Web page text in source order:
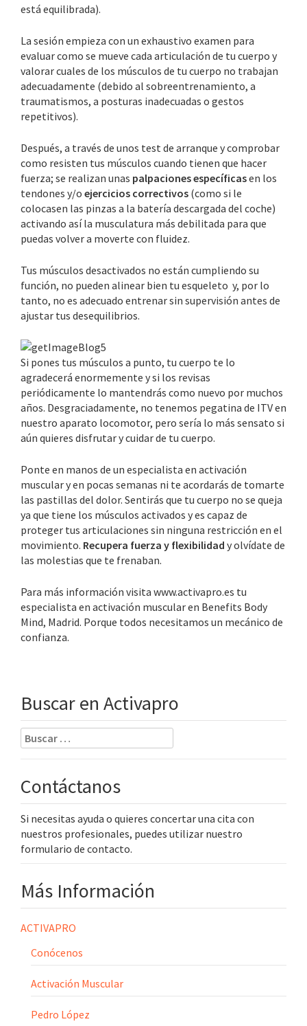
está equilibrada).
La sesión empieza con un exhaustivo examen para
evaluar como se mueve cada articulación de tu cuerpo y
valorar cuales de los músculos de tu cuerpo no trabajan
adecuadamente (debido al sobreentrenamiento, a
traumatismos, a posturas inadecuadas o gestos
repetitivos).
Después, a través de unos test de arranque y comprobar
como resisten tus músculos cuando tienen que hacer
fuerza; se realizan unas palpaciones específicasen los
tendones y/o ejercicios correctivos (como si le
colocasen las pinzas a la batería descargada del coche)
activando así la musculatura más debilitada para que
puedas volver a moverte con fluidez.
Tus músculos desactivados no están cumpliendo su
función, no pueden alinear bien tu esqueleto y, por lo
tanto, no es adecuado entrenar sin supervisión antes de
ajustar tus desequilibrios.
Si pones tus músculos a punto, tu cuerpo te lo
agradecerá enormemente y si los revisas
periódicamente lo mantendrás como nuevo por muchos
años. Desgraciadamente, no tenemos pegatina de ITV en
nuestro aparato locomotor, pero sería lo más sensato si
aún quieres disfrutar y cuidar de tu cuerpo.
Ponte en manos de un especialista en activación
muscular y en pocas semanas ni te acordarás de tomarte
las pastillas del dolor. Sentirás que tu cuerpo no se queja
ya que tiene los músculos activados y es capaz de
proteger tus articulaciones sin ninguna restricción en el
movimiento. Recupera fuerza y flexibilidad y olvídate de
las molestias que te frenaban.
Para más información visita www.activapro.es tu
especialista en activación muscular en Benefits Body
Mind, Madrid. Porque todos necesitamos un mecánico de
confianza.
Buscar en Activapro
Buscar:
Contáctanos
Si necesitas ayuda o quieres concertar una cita con
nuestros profesionales, puedes utilizar nuestro
formulario de contacto.
Más Información
ACTIVAPRO
Conócenos
Activación Muscular
Pedro López